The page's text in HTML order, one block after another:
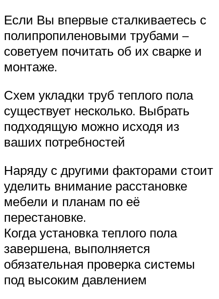
Если Вы впервые сталкиваетесь с
полипропиленовыми трубами –
советуем почитать об их сварке и
монтаже.
Схем укладки труб теплого пола
существует несколько. Выбрать
подходящую можно исходя из
ваших потребностей
Наряду с другими факторами стоит
уделить внимание расстановке
мебели и планам по её
перестановке.
Когда установка теплого пола
завершена, выполняется
обязательная проверка системы
под высоким давлением